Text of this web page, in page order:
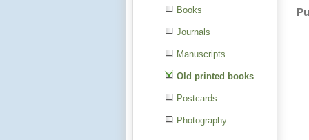
Books
Journals
Manuscripts
Old printed books
Postcards
Photography